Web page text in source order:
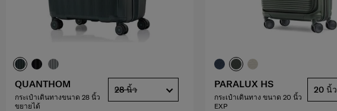
QUANTHOM
กระเป๋าเดินทางขนาด 28 นิ้ว
ขยายได้
28 นิ้ว PARALUX HS
กระเป๋าเดินทาง ขนาด 20 นิ้ว
EXP
20 นิ้ว